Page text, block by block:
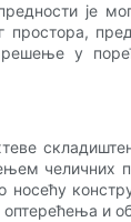
је
решење у
челичних
и